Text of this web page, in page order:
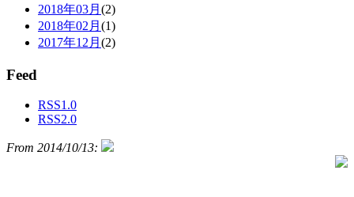
2018年03月 (2)
2018年02月 (1)
2017年12月 (2)
Feed
RSS1.0
RSS2.0
From 2014/10/13: